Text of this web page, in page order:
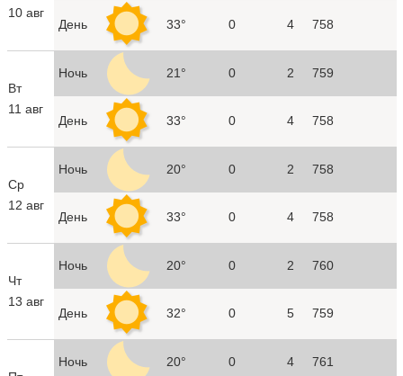
10 авг
День 33° 0 4 758
Вт
11 авг
Ночь 21° 0 2 759
День 33° 0 4 758
Ср
12 авг
Ночь 20° 0 2 758
День 33° 0 4 758
Чт
13 авг
Ночь 20° 0 2 760
День 32° 0 5 759
Ночь 20° 0 4 761